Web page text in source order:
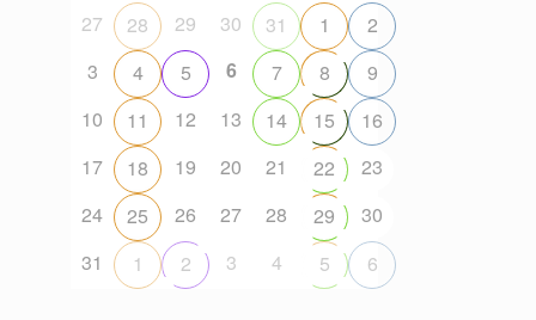
27
28 29 30 31 1
2
3
4 5 6 7 8
9
10
11 12 13 14 15
16
17
18 19 20 21 22
23
24
25 26 27 28 29
30
31
1 2 3 4 5 6